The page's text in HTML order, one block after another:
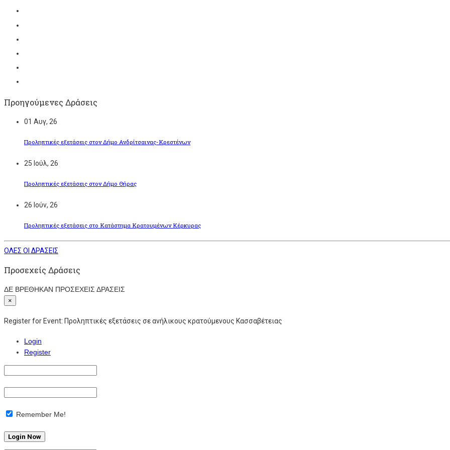
Προηγούμενες Δράσεις
01 Αυγ, 26
Προληπτικές εξετάσεις στον Δήμο Ανδρίτσαινας-Κρεστένων
25 Ιούλ, 26
Προληπτικές εξετάσεις στον Δήμο Θήρας
26 Ιούν, 26
Προληπτικές εξετάσεις στο Κατάστημα Κρατουμένων Κέρκυρας
ΟΛΕΣ ΟΙ ΔΡΑΣΕΙΣ
Προσεχείς Δράσεις
ΔΕ ΒΡΕΘΗΚΑΝ ΠΡΟΣΕΧΕΙΣ ΔΡΑΣΕΙΣ
×
Register for Event: Προληπτικές εξετάσεις σε ανήλικους κρατούμενους Κασσαβέτειας
Login
Register
Remember Me!